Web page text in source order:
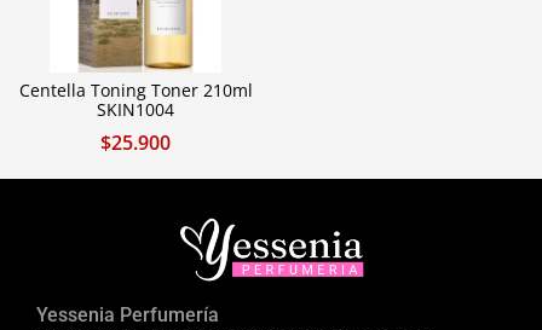
Centella Toning Toner 210ml
SKIN1004
$25.900
Yessenia Perfumería